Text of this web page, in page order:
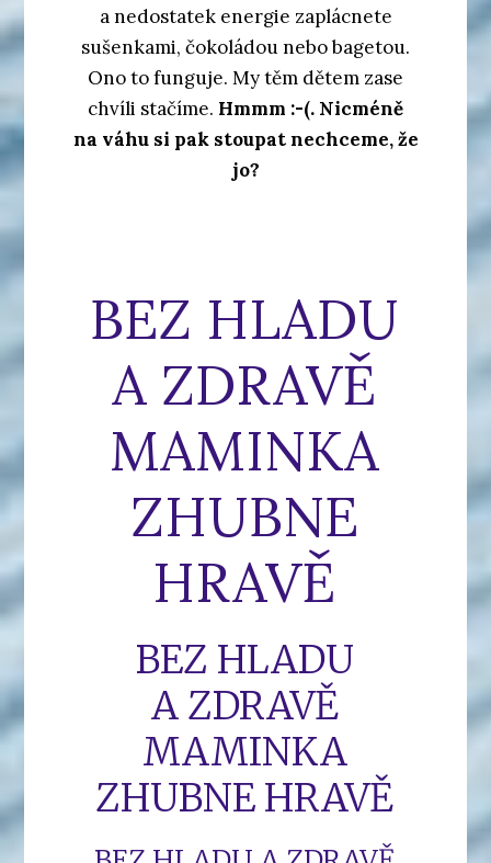
a nedostatek energie zaplácnete
sušenkami, čokoládou nebo bagetou.
Ono to funguje. My těm dětem zase
chvíli stačíme. Hmmm :-(. Nicméně
na váhu si pak stoupat nechceme, že
jo?
BEZ HLADU
A ZDRAVĚ
MAMINKA
ZHUBNE
HRAVĚ
BEZ HLADU
A ZDRAVĚ
MAMINKA
ZHUBNE HRAVĚ